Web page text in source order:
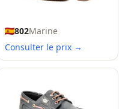
802Marine
Consulter le prix →